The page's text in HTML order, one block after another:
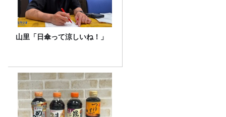
山里「日傘って涼しいね！」